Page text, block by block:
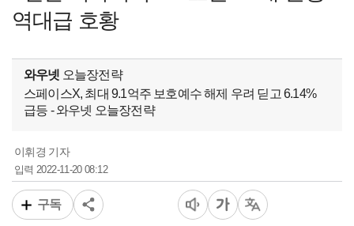
역대급 호황
와우넷 오늘장전략
스페이스X, 최대 9.1억주 보호예수 해제 우려 딛고 6.14%
급등 - 와우넷 오늘장전략
이휘경 기자
입력2022-11-20 08:12
구독